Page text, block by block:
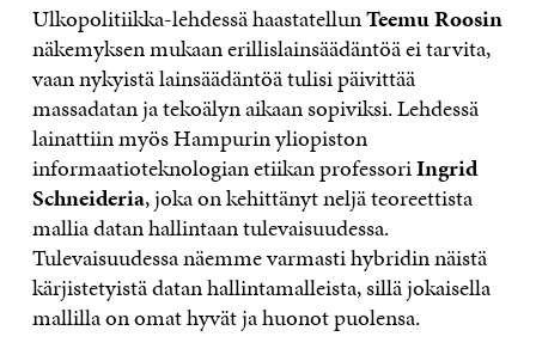
Ulkopolitiikka-lehdessä haastatellunTeemu Roosin
näkemyksen mukaan erillislainsäädäntöä ei tarvita,
vaan nykyistä lainsäädäntöä tulisi päivittää
massadatan ja tekoälyn aikaan sopiviksi. Lehdessä
lainattiin myös Hampurin yliopiston
informaatioteknologian etiikan professoriIngrid
Schneideria, joka on kehittänyt neljä teoreettista
mallia datan hallintaan tulevaisuudessa.
Tulevaisuudessa näemme varmasti hybridin näistä
kärjistetyistä datan hallintamalleista, sillä jokaisella
mallilla on omat hyvät ja huonot puolensa.